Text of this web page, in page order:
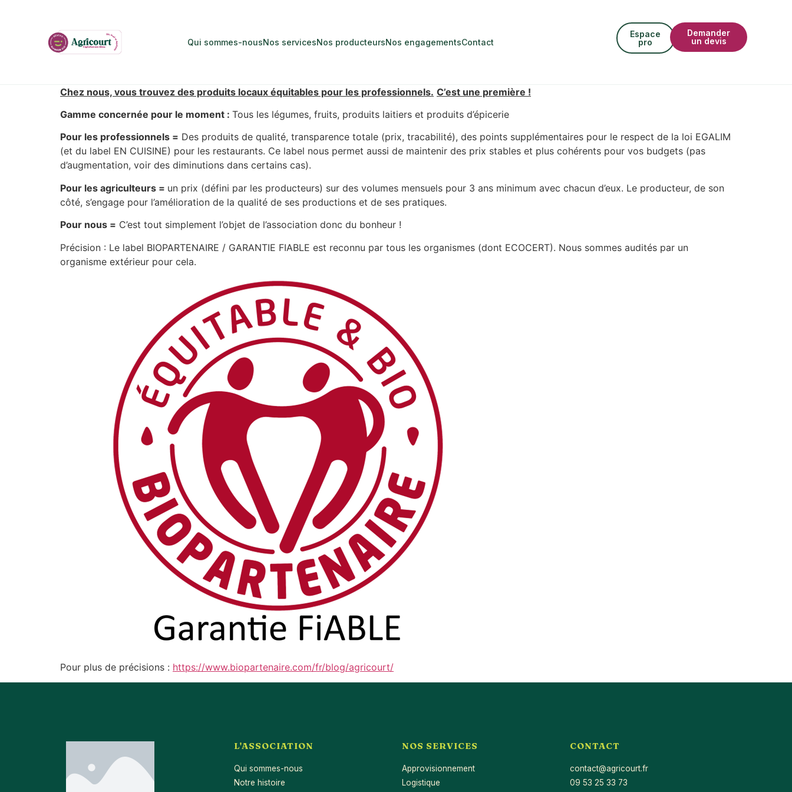
Qui sommes-nousNos servicesNos producteursNos engagementsContact
Espace
pro
Demander
un devis
Chez nous, vous trouvez des produits locaux équitables pour les professionnels. C’est une première !
Gamme concernée pour le moment : Tous les légumes, fruits, produits laitiers et produits d’épicerie
Pour les professionnels = Des produits de qualité, transparence totale (prix, tracabilité), des points supplémentaires pour le respect de la loi EGALIM
(et du label EN CUISINE) pour les restaurants. Ce label nous permet aussi de maintenir des prix stables et plus cohérents pour vos budgets (pas
d’augmentation, voir des diminutions dans certains cas).
Pour les agriculteurs = un prix (défini par les producteurs) sur des volumes mensuels pour 3 ans minimum avec chacun d’eux. Le producteur, de son
côté, s’engage pour l’amélioration de la qualité de ses productions et de ses pratiques.
Pour nous = C’est tout simplement l’objet de l’association donc du bonheur !
Précision : Le label BIOPARTENAIRE / GARANTIE FIABLE est reconnu par tous les organismes (dont ECOCERT). Nous sommes audités par un
organisme extérieur pour cela.
Pour plus de précisions : https://www.biopartenaire.com/fr/blog/agricourt/
L'ASSOCIATION
Qui sommes-nous
Notre histoire
NOS SERVICES
Approvisionnement
Logistique
CONTACT
contact@agricourt.fr
09 53 25 33 73